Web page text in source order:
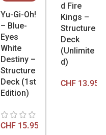
Yu-Gi-Oh!
– Blue-
Eyes
White
Destiny –
Structure
Deck (1st
Edition)
CHF 15.95
d Fire
Kings –
Structure
Deck
(Unlimite
d)
CHF 13.95